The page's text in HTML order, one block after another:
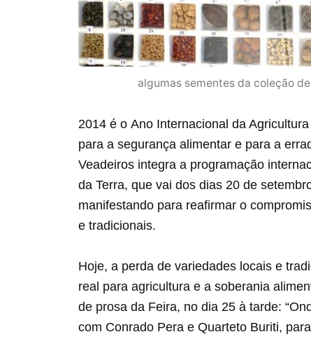
algumas sementes da coleção
2014 é o Ano Internacional da
para a segurança alimentar e para a
Veadeiros integra a programação
da Terra, que vai dos dias 20 de
manifestando para reafirmar o
e tradicionais.
Hoje, a perda de variedades locais e
real para agricultura e a soberania
de prosa da Feira, no dia 25 à tarde:
com Conrado Pera e Quarteto Buriti,